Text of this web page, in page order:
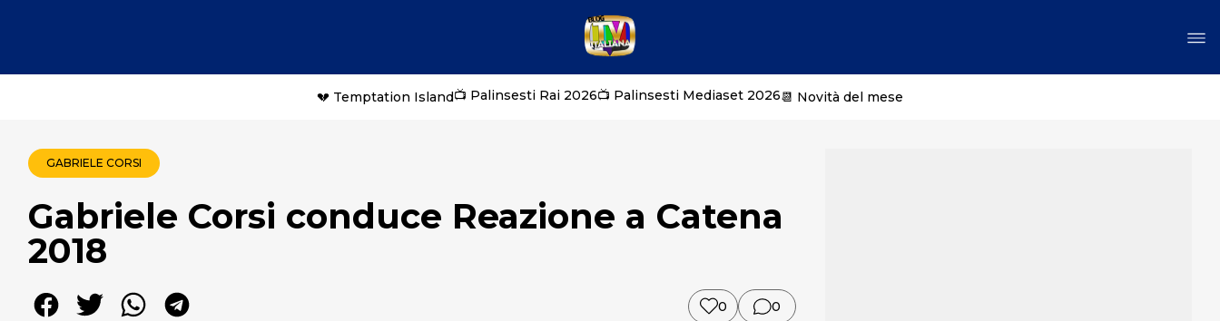
💔 Temptation Island📺 Palinsesti Rai 2026📺 Palinsesti Mediaset 2026📆 Novità del mese
GABRIELE CORSI
Gabriele Corsi conduce Reazione a Catena
2018
0 0